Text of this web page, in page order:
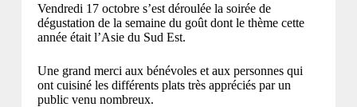
Vendredi 17 octobre s’est déroulée la soirée de
dégustation de la semaine du goût dont le thème cette
année était l’Asie du Sud Est.
Une grand merci aux bénévoles et aux personnes qui
ont cuisiné les différents plats très appréciés par un
public venu nombreux.